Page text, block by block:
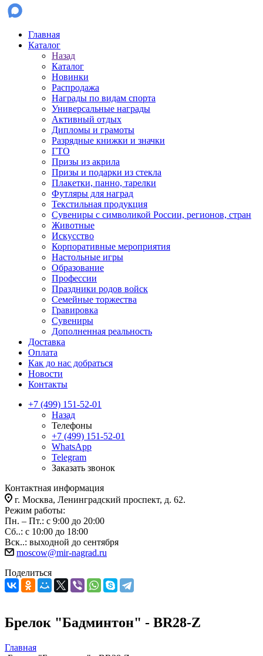
Главная
Каталог
Назад
Каталог
Новинки
Распродажа
Награды по видам спорта
Универсальные награды
Активный отдых
Дипломы и грамоты
Разрядные книжки и значки
ГТО
Призы из акрила
Призы и подарки из стекла
Плакетки, панно, тарелки
Футляры для наград
Текстильная продукция
Сувениры с символикой России, регионов, стран
Животные
Искусство
Корпоративные мероприятия
Настольные игры
Образование
Профессии
Праздники родов войск
Семейные торжества
Гравировка
Сувениры
Дополненная реальность
Доставка
Оплата
Как до нас добраться
Новости
Контакты
+7 (499) 151-52-01
Назад
Телефоны
+7 (499) 151-52-01
WhatsApp
Telegram
Заказать звонок
Контактная информация
г. Москва, Ленинградский проспект, д. 62.
Режим работы:
Пн. – Пт.: с 9:00 до 20:00
Сб..: с 10:00 до 18:00
Вск..: выходной до сентября
moscow@mir-nagrad.ru
Поделиться
Брелок "Бадминтон" - BR28-Z
Главная